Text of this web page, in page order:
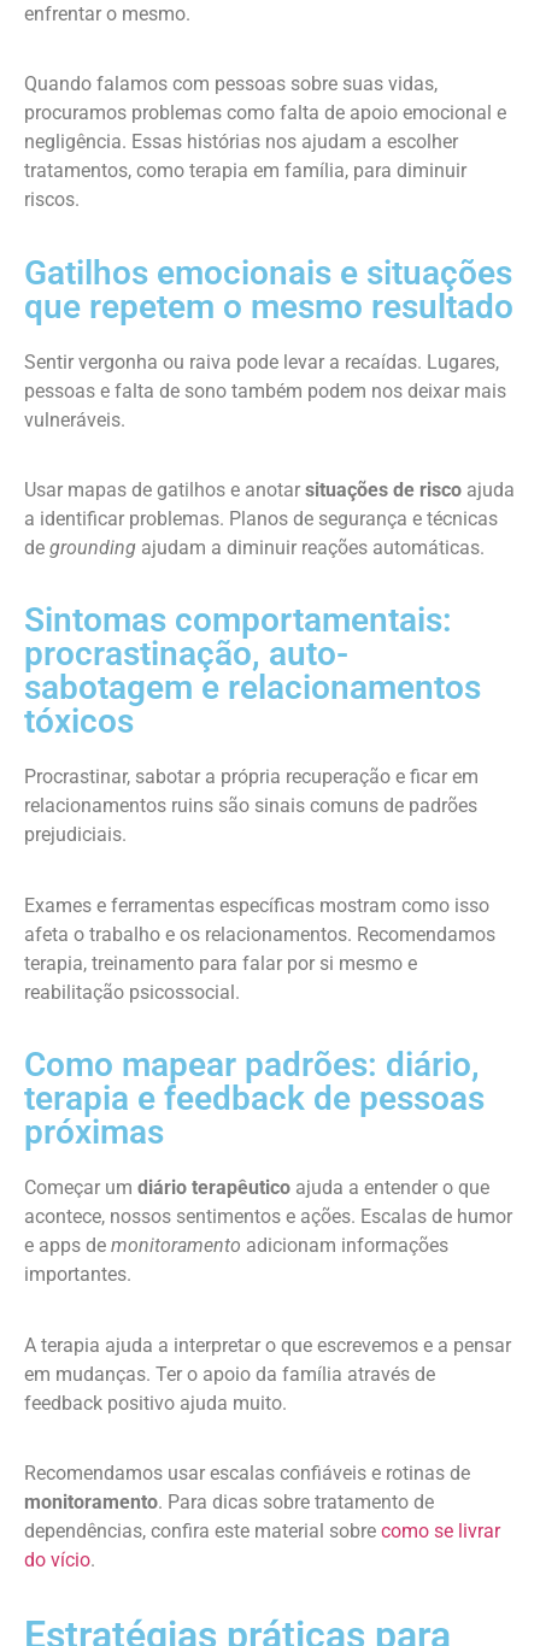
enfrentar o mesmo.
Quando falamos com pessoas sobre suas vidas,
procuramos problemas como falta de apoio emocional e
negligência. Essas histórias nos ajudam a escolher
tratamentos, como terapia em família, para diminuir
riscos.
Gatilhos emocionais e situações
que repetem o mesmo resultado
Sentir vergonha ou raiva pode levar a recaídas. Lugares,
pessoas e falta de sono também podem nos deixar mais
vulneráveis.
Usar mapas de gatilhos e anotar situações de risco ajuda
a identificar problemas. Planos de segurança e técnicas
de grounding ajudam a diminuir reações automáticas.
Sintomas comportamentais:
procrastinação, auto-
sabotagem e relacionamentos
tóxicos
Procrastinar, sabotar a própria recuperação e ficar em
relacionamentos ruins são sinais comuns de padrões
prejudiciais.
Exames e ferramentas específicas mostram como isso
afeta o trabalho e os relacionamentos. Recomendamos
terapia, treinamento para falar por si mesmo e
reabilitação psicossocial.
Como mapear padrões: diário,
terapia e feedback de pessoas
próximas
Começar um diário terapêutico ajuda a entender o que
acontece, nossos sentimentos e ações. Escalas de humor
e apps de monitoramento adicionam informações
importantes.
A terapia ajuda a interpretar o que escrevemos e a pensar
em mudanças. Ter o apoio da família através de
feedback positivo ajuda muito.
Recomendamos usar escalas confiáveis e rotinas de
monitoramento. Para dicas sobre tratamento de
dependências, confira este material sobre como se livrar
do vício.
Estratégias práticas para